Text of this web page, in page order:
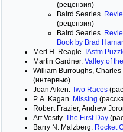
(рецензия)
Baird Searles.
(рецензия)
Baird Searles.
Book by Brad
Merl H. Reagle. IAsfm
Martin Gardner. Valley of
William Burroughs, Charles
(интервью)
Joan Aiken. Two Races
P. A. Kagan. Missing
Robert Frazier, Andrew
Art Vesity. The First Day
Barry N. Malzberg. Rocket